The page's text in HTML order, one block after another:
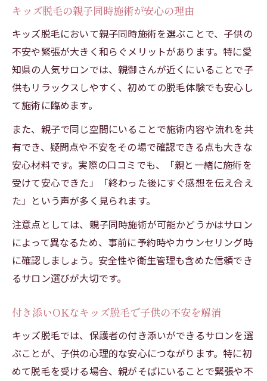
キッズ脱毛の親子同時施術が安心の理由
キッズ脱毛において親子同時施術を選ぶことで、子供の
不安や緊張が大きく和らぐメリットがあります。特に愛
知県の人気サロンでは、親御さんが近くにいることで子
供もリラックスしやすく、初めての脱毛体験でも安心し
て施術に臨めます。
また、親子で同じ空間にいることで施術内容や流れを共
有でき、疑問点や不安をその場で確認できる点も大きな
安心材料です。実際の口コミでも、「親と一緒に施術を
受けて安心できた」「終わった後にすぐ感想を伝え合え
た」という声が多く見られます。
注意点としては、親子同時施術が可能かどうかはサロン
によって異なるため、事前に予約時やカウンセリング時
に確認しましょう。安全性や衛生管理も含めた信頼でき
るサロン選びが大切です。
付き添いOKなキッズ脱毛で子供の不安を解消
キッズ脱毛では、保護者の付き添いができるサロンを選
ぶことが、子供の心理的な安心につながります。特に初
めて脱毛を受ける場合、親がそばにいることで緊張や不